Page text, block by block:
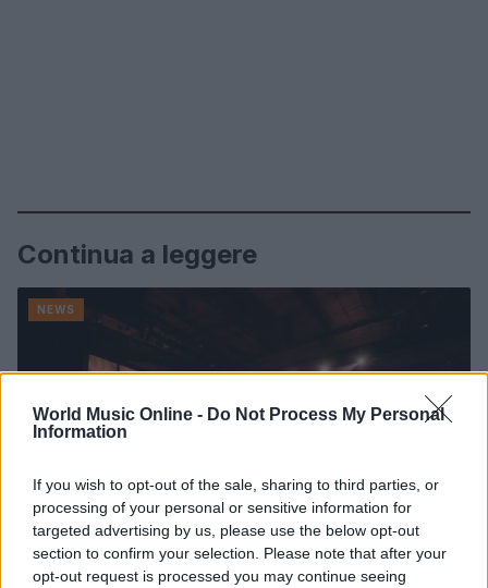
World Music Online - Do Not Process My Personal
Information
If you wish to opt-out of the sale, sharing to third parties, or
processing of your personal or sensitive information for
targeted advertising by us, please use the below opt-out
section to confirm your selection. Please note that after your
opt-out request is processed you may continue seeing
Continua a leggere
NEWS